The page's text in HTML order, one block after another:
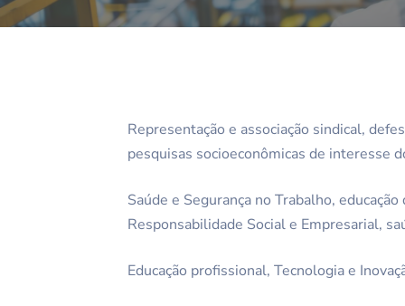
Representação e associação sindical,
pesquisas socioeconômicas de interesse
Saúde e Segurança no Trabalho,
Responsabilidade Social e Empresarial,
Educação profissional, Tecnologia e